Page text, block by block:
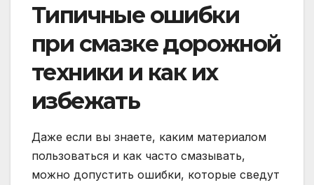
Типичные ошибки
при смазке дорожной
техники и как их
избежать
Даже если вы знаете, каким материалом
пользоваться и как часто смазывать,
можно допустить ошибки, которые сведут